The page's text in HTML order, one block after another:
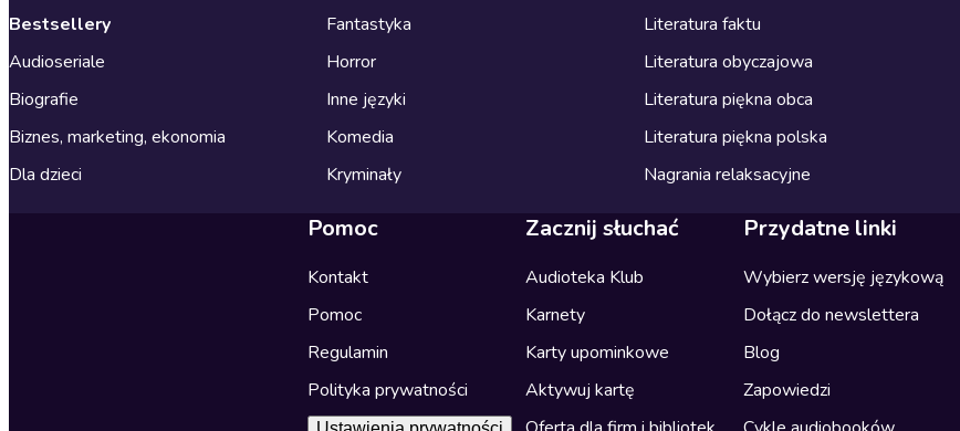
Bestsellery
Audioseriale
Biografie
Biznes, marketing, ekonomia
Dla dzieci
Fantastyka
Horror
Inne języki
Komedia
Kryminały
Literatura faktu
Literatura obyczajowa
Literatura piękna obca
Literatura piękna polska
Nagrania relaksacyjne
Pomoc
Kontakt
Pomoc
Regulamin
Polityka prywatności
Zacznij słuchać
Audioteka Klub
Karnety
Karty upominkowe
Aktywuj kartę
Przydatne linki
Wybierz wersję językową
Dołącz do newslettera
Blog
Zapowiedzi